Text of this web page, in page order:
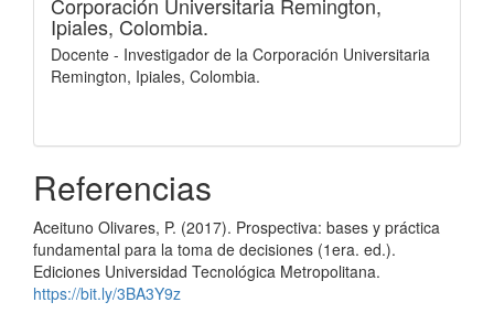
Ipiales, Colombia.
Docente - Investigador de la Corporación Universitaria
Remington, Ipiales, Colombia.
Referencias
Aceituno Olivares, P. (2017). Prospectiva: bases y práctica
fundamental para la toma de decisiones (1era. ed.).
Ediciones Universidad Tecnológica Metropolitana.
https://bit.ly/3BA3Y9z